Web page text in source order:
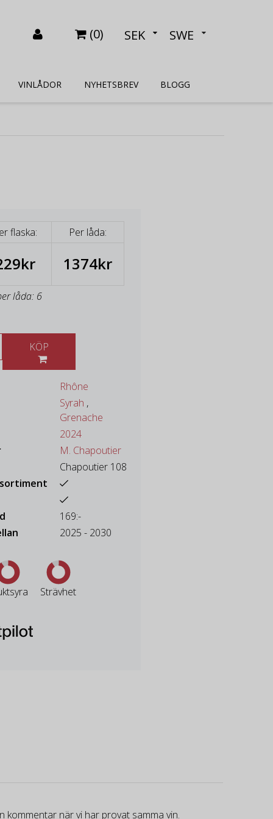
(0) SEK SWE
VINLÅDOR NYHETSBREV BLOGG
flaska: Per låda:
1374kr
låda: 6
Rhône
Syrah ,
Grenache
2024
M. Chapoutier
Chapoutier 108
169:-
2025 - 2030
Strävhet
kommentar när vi har provat samma vin.